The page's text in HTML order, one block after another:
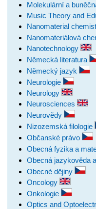
Molekulární a
Music Theory and
Nanomaterial
Nanomateriálová
Nanotechnology
Německá literatura
Německý jazyk
Neurologie
Neurology
Neurosciences
Neurovědy
Nizozemská filologie
Občanské právo
Obecná fyzika a
Obecná jazykověda
Obecné dějiny
Oncology
Onkologie
Optics and